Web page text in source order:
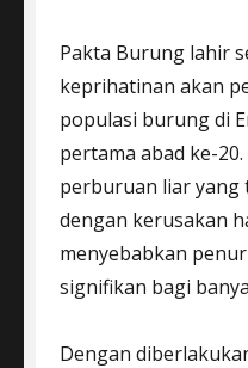
Pakta Burung lahir
keprihatinan akan
populasi burung di
pertama abad ke-
perburuan liar yang
dengan kerusakan
menyebabkan
signifikan bagi
Dengan